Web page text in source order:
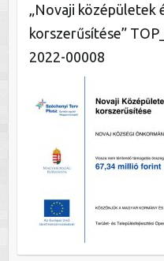
„Novaji
korszerűsítése”
2022-00008